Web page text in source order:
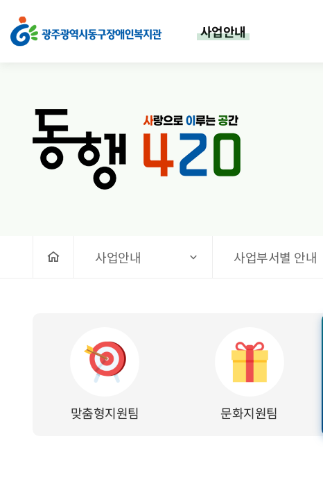
사업안내
처음으로사업안내 사업부서별 안내
맞춤형지원팀 문화지원팀